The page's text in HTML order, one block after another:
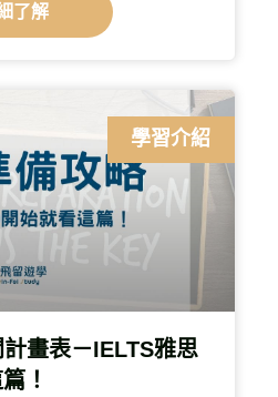
了解
學習介紹
畫表－IELTS雅思
！